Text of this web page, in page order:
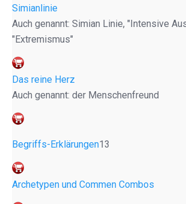
Simianlinie
Auch genannt: Simian Linie, "Intensive
"Extremismus"
Das reine Herz
Auch genannt: der Menschenfreund
Begriffs-Erklärungen13
Archetypen und Commen Combos